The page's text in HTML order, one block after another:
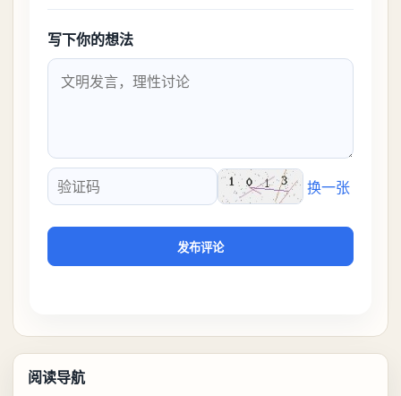
写下你的想法
验证码
换一张
发布评论
阅读导航